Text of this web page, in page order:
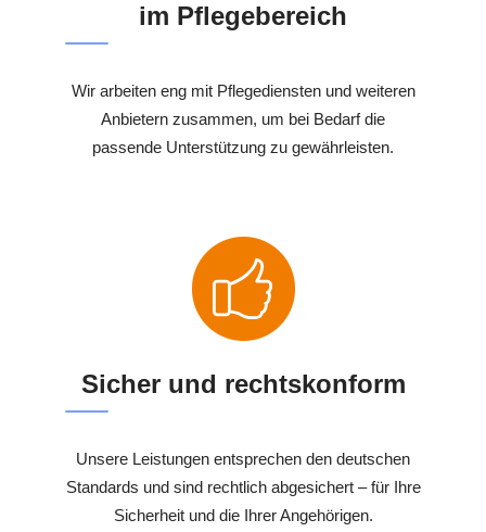
im Pflegebereich
Wir arbeiten eng mit Pflegediensten und weiteren
Anbietern zusammen, um bei Bedarf die
passende Unterstützung zu gewährleisten.
Sicher und rechtskonform
Unsere Leistungen entsprechen den deutschen
Standards und sind rechtlich abgesichert – für Ihre
Sicherheit und die Ihrer Angehörigen.